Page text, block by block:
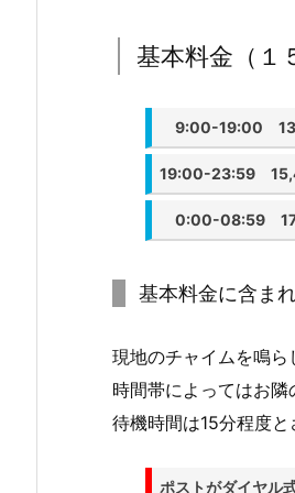
料
金
金
５
程
度
の
基本料金（１
9:00-19:00
19:00-23:59
0:00-08:59
基本料金に含ま
現地のチャイムを鳴ら
時間帯によってはお隣
待機時間は15分程度と
ポストがダイヤル